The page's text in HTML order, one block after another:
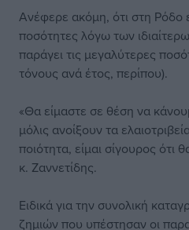
Ανέφερε ακόμη, ότι στη Ρόδο
ποσότητες λόγω των
παράγει τις μεγαλύτερες
τόνους ανά έτος, περίπου).
«Θα είμαστε σε θέση να
μόλις ανοίξουν τα
ποιότητα, είμαι σίγουρος ότι
κ. Ζαννετίδης.
Ειδικά για την συνολική
ζημιών που υπέστησαν οι